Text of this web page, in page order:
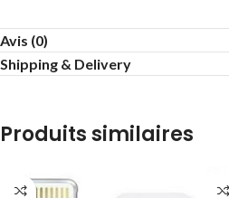
Avis (0)
Shipping & Delivery
Produits similaires